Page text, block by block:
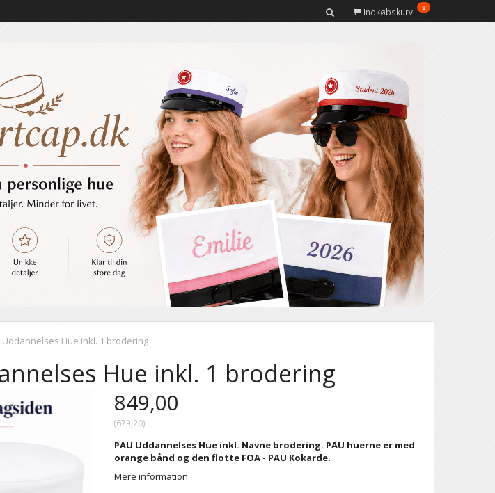
Indkøbskurv 0
Uddannelses Hue inkl. 1 brodering
Hue inkl. 1 brodering
849,00
(679,20)
PAU Uddannelses Hue inkl. Navne brodering. PAU huerne er med
orange bånd og den flotte FOA - PAU Kokarde.
Mere information